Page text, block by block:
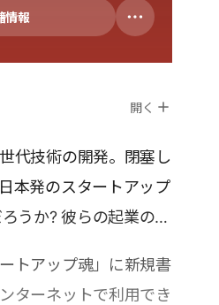
情報
開く
代技術の開発。閉塞し
本発のスタートアップ
うか? 彼らの起業の経
トアップ魂」に新規書
ターネットで利用でき